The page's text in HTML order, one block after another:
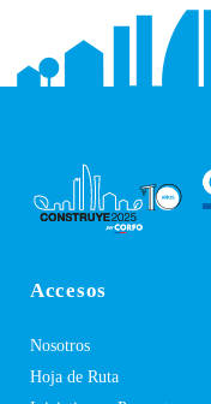
Accesos
Nosotros
Hoja de Ruta